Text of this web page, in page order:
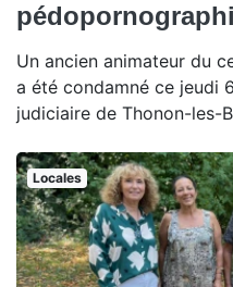
Un ancien animateur du
a été condamné ce jeudi
judiciaire de Thonon-les-
Locales